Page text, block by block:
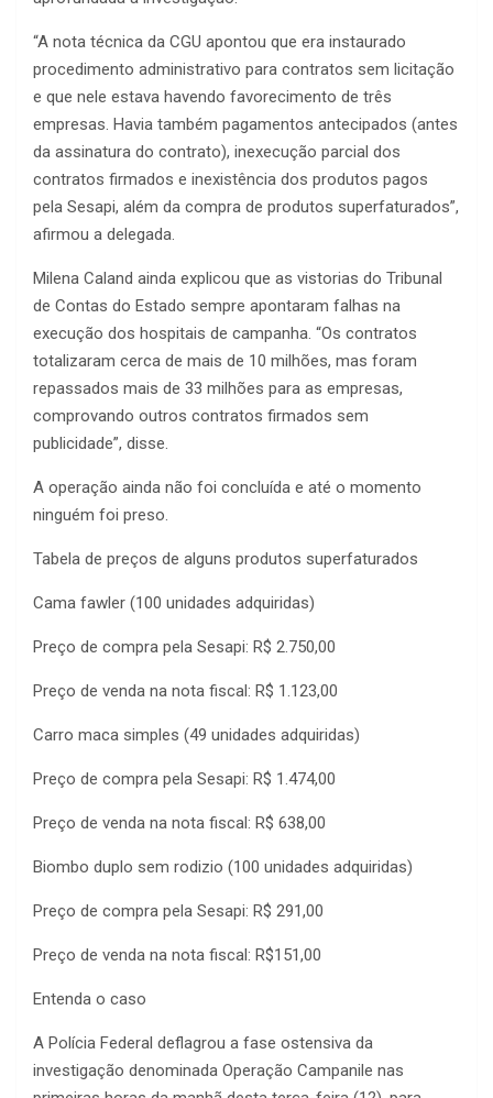
“A nota técnica da CGU apontou que era instaurado
procedimento administrativo para contratos sem licitação
e que nele estava havendo favorecimento de três
empresas. Havia também pagamentos antecipados (antes
da assinatura do contrato), inexecução parcial dos
contratos firmados e inexistência dos produtos pagos
pela Sesapi, além da compra de produtos superfaturados”,
afirmou a delegada.
Milena Caland ainda explicou que as vistorias do Tribunal
de Contas do Estado sempre apontaram falhas na
execução dos hospitais de campanha. “Os contratos
totalizaram cerca de mais de 10 milhões, mas foram
repassados mais de 33 milhões para as empresas,
comprovando outros contratos firmados sem
publicidade”, disse.
A operação ainda não foi concluída e até o momento
ninguém foi preso.
Tabela de preços de alguns produtos superfaturados
Cama fawler (100 unidades adquiridas)
Preço de compra pela Sesapi: R$ 2.750,00
Preço de venda na nota fiscal: R$ 1.123,00
Carro maca simples (49 unidades adquiridas)
Preço de compra pela Sesapi: R$ 1.474,00
Preço de venda na nota fiscal: R$ 638,00
Biombo duplo sem rodizio (100 unidades adquiridas)
Preço de compra pela Sesapi: R$ 291,00
Preço de venda na nota fiscal: R$151,00
Entenda o caso
A Polícia Federal deflagrou a fase ostensiva da
investigação denominada Operação Campanile nas